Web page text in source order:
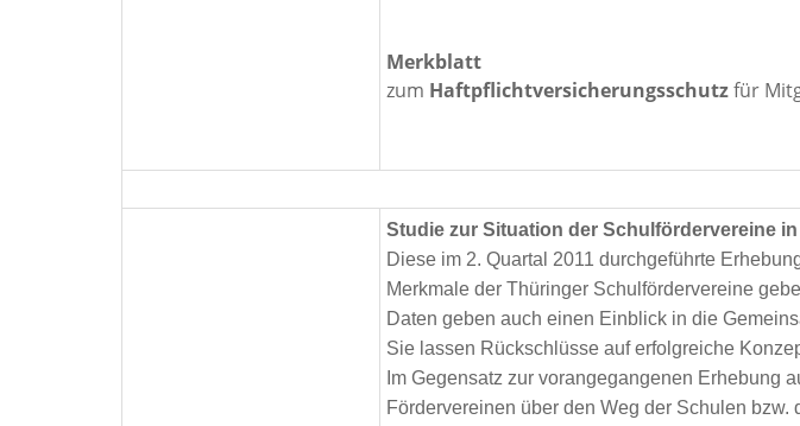
Merkblatt
zum Haftpflichtversicherungsschutzfür
Studie zur Situation der Schulfördervereine
Diese im 2. Quartal 2011 durchgeführte
Merkmale der Thüringer Schulfördervereine
Daten geben auch einen Einblick in die
Sie lassen Rückschlüsse auf erfolgreiche
Im Gegensatz zur vorangegangenen Erhebung
Fördervereinen über den Weg der Schulen